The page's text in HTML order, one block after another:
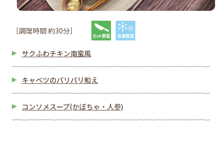
［調理時間 約30分］
サクふわチキン南蛮風
キャベツのパリパリ和え
コンソメスープ(かぼちゃ・人参)